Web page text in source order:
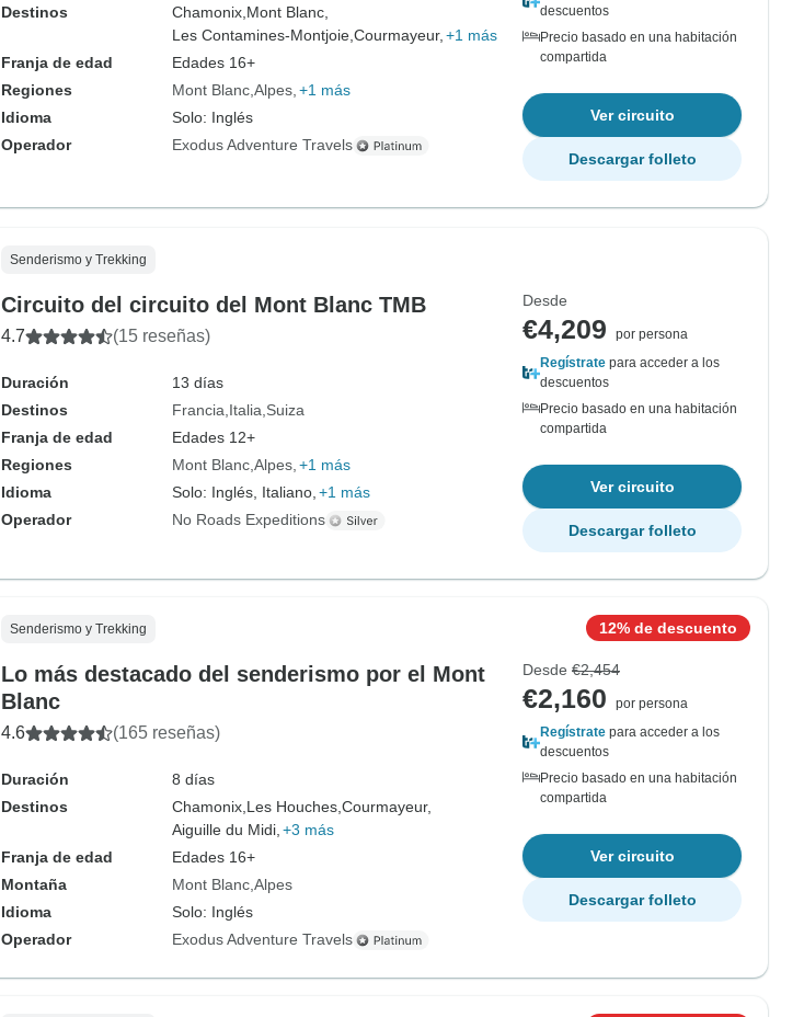
Destinos
Chamonix, Mont Blanc,
Les Contamines-Montjoie, Courmayeur, +1 más
Franja de edad
Edades 16+
Regiones
Mont Blanc Alpes +1 más
Idioma
Solo: Inglés
Operador
Exodus Adventure Travels
descuentos
Precio basado en una habitación
compartida
Ver circuito
Descargar folleto
Senderismo y Trekking
Circuito del circuito del Mont Blanc TMB
4.7 (15 reseñas)
Duración
13 días
Destinos
Francia Italia Suiza
Franja de edad
Edades 12+
Regiones
Mont Blanc Alpes +1 más
Idioma
Solo: Inglés, Italiano, +1 más
Operador
No Roads Expeditions
Desde
€4,209
por persona
Regístrate para acceder a los
descuentos
Precio basado en una habitación
compartida
Ver circuito
Descargar folleto
Senderismo y Trekking
Lo más destacado del senderismo por el Mont
Blanc
4.6 (165 reseñas)
Duración
8 días
Destinos
Chamonix, Les Houches, Courmayeur,
Aiguille du Midi, +3 más
Franja de edad
Edades 16+
Montaña
Mont Blanc Alpes
Idioma
Solo: Inglés
Operador
Exodus Adventure Travels
12% de descuento
Desde €2,454
€2,160
por persona
Regístrate para acceder a los
descuentos
Precio basado en una habitación
compartida
Ver circuito
Descargar folleto